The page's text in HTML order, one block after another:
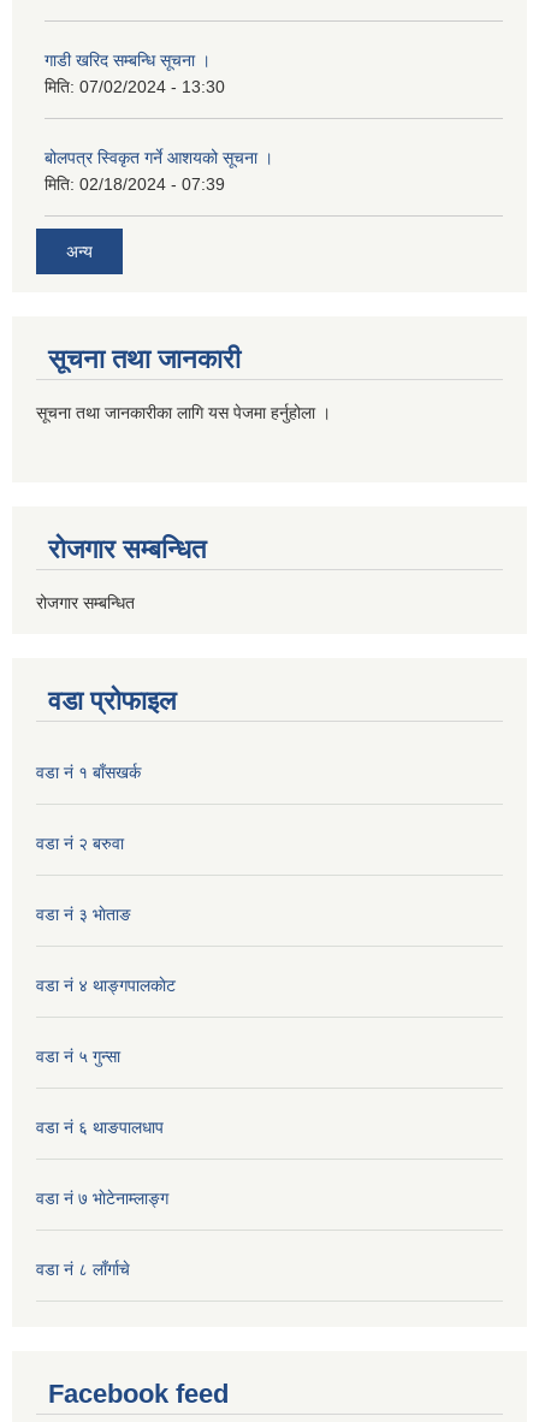
गाडी खरिद सम्बन्धि सूचना ।
मिति: 07/02/2024 - 13:30
बोलपत्र स्विकृत गर्ने आशयको सूचना ।
मिति: 02/18/2024 - 07:39
अन्य
सूचना तथा जानकारी
सूचना तथा जानकारीका लागि यस पेजमा हर्नुहोला ।
रोजगार सम्बन्धित
रोजगार सम्बन्धित
वडा प्रोफाइल
वडा नं १ बाँसखर्क
वडा नं २ बरुवा
वडा नं ३ भाेताङ
वडा नं ४ थाङ्गपालकाेट
वडा नं ५ गुन्सा
वडा नं ६ थाङपालधाप
वडा नं ७ भाेटेनाम्लाङ्ग
वडा नं ८ लाँर्गाचे
Facebook feed